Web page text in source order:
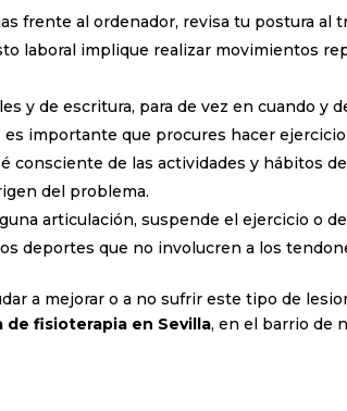
frente al ordenador, revisa tu postura al
laboral implique realizar movimientos
y de escritura, para de vez en cuando y
importante que procures hacer
consciente de las actividades y hábitos
del problema.
articulación, suspende el ejercicio o
deportes que no involucren a los
a mejorar o a no sufrir este tipo de
de fisioterapia en Sevilla, en el barrio de